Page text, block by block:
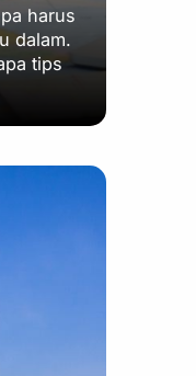
harus
dalam.
tips